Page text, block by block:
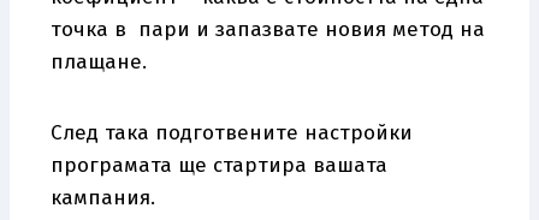
точка в пари и запазвате новия метод на
плащане.
След така подготвените настройки
програмата ще стартира вашата
кампания.